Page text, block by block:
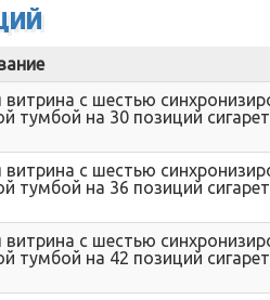
витрина с шестью
тумбой на 30 позиций
витрина с шестью
тумбой на 36 позиций
витрина с шестью
тумбой на 42 позиций